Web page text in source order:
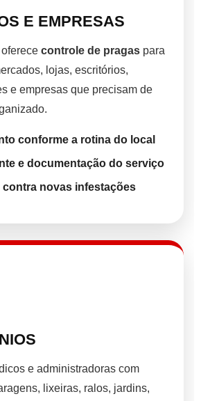
E EMPRESAS
controle de pragas para
lojas, escritórios,
e empresas que precisam de
conforme a rotina do local
e documentação do serviço
contra novas infestações
e administradoras com
lixeiras, ralos, jardins,